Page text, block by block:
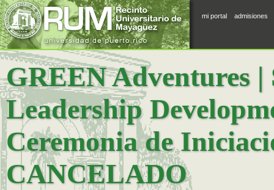
mi portal admisiones
GREEN Adventures
Leadership
Ceremonia de
CANCELADO